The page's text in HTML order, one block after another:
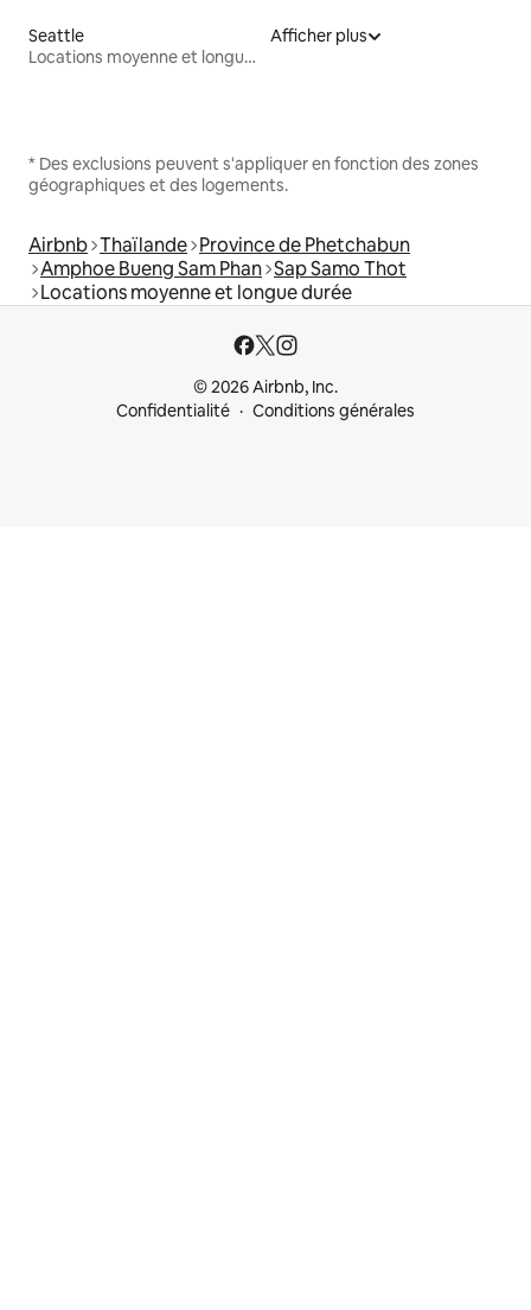
Seattle
Locations moyenne et longue durée
Afficher plus
* Des exclusions peuvent s'appliquer en fonction des zones
géographiques et des logements.
Airbnb Thaïlande Province de Phetchabun
Amphoe Bueng Sam Phan Sap Samo Thot
Locations moyenne et longue durée
© 2026 Airbnb, Inc.
Confidentialité
Conditions générales